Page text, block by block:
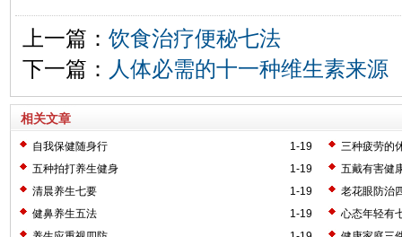
上一篇： 饮食治疗便秘七法
下一篇： 人体必需的十一种维生素来源
相关文章
1-19
自我保健随身行
三种疲劳的
1-19
五种拍打养生健身
五戴有害健
1-19
清晨养生七要
老花眼防治
1-19
健鼻养生五法
心态年轻有